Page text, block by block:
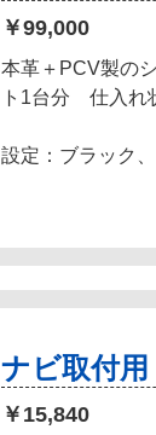
￥99,000
本革＋PCV製の
ト1台分 仕入れ
設定：ブラック
ナビ取付
￥15,840